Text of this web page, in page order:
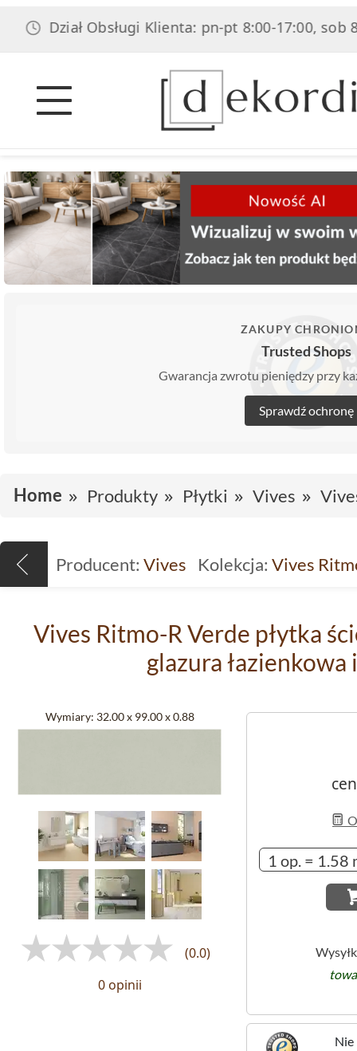
Obsługi Klienta: pn-pt 8:00-17:00, sob 8:00-
ZAKUPY
Trusted Shops
Gwarancja zwrotu pieniędzy przy
Sprawdź ochronę
Home Produkty Płytki Vives
Producent: Vives Kolekcja: Vives
Vives Ritmo-R Verde płytka
glazura łazienkowa
Wymiary: 32.00 x 99.00 x 0.88
(0.0)
0 opinii
Nie